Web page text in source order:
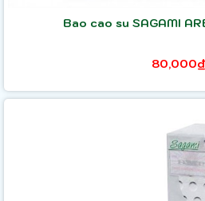
Bao cao su SAGAMI
80,000₫